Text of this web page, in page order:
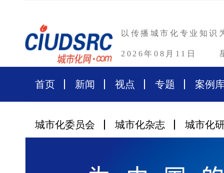
以传播城市化专业知识
2026年08月11日
首页 新闻 视点 专题 案例
城市化委员会 城市化杂志 城市化